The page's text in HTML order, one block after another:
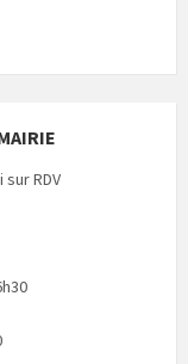
RDV